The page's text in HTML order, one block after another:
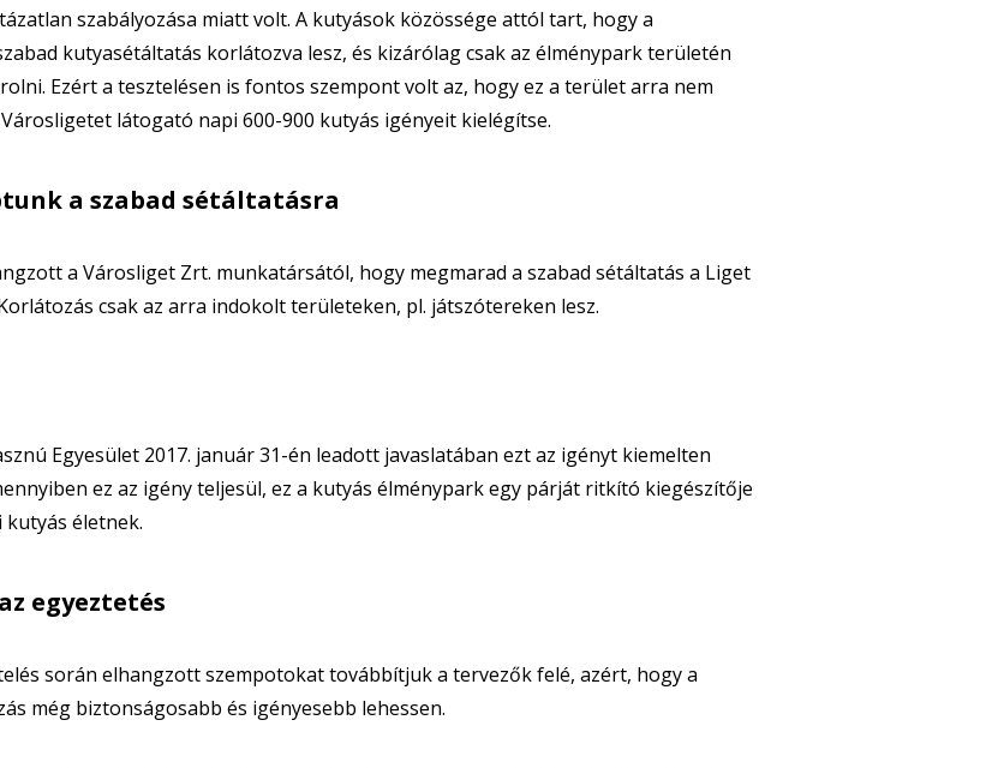
szabályozása miatt volt. A kutyások közössége attól tart, hogy a
kutyasétáltatás korlátozva lesz, és kizárólag csak az élménypark területén
Ezért a tesztelésen is fontos szempont volt az, hogy ez a terület arra nem
látogató napi 600-900 kutyás igényeit kielégítse.
a szabad sétáltatásra
a Városliget Zrt. munkatársától, hogy megmarad a szabad sétáltatás a Liget
csak az arra indokolt területeken, pl. játszótereken lesz.
Egyesület 2017. január 31-én leadott javaslatában ezt az igényt kiemelten
ez az igény teljesül, ez a kutyás élménypark egy párját ritkító kiegészítője
életnek.
egyeztetés
során elhangzott szempotokat továbbítjuk a tervezők felé, azért, hogy a
még biztonságosabb és igényesebb lehessen.